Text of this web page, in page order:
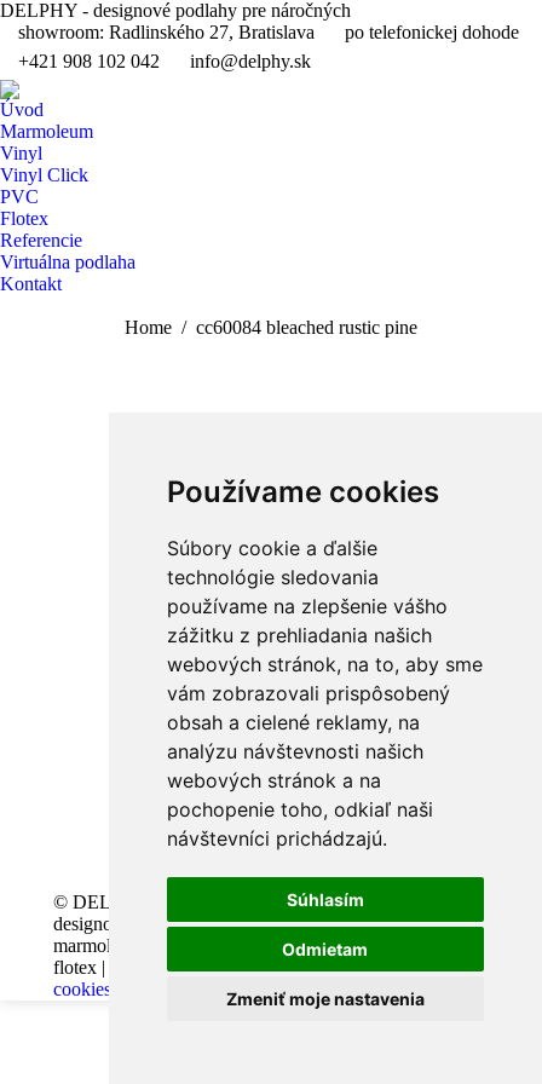
Používame cookies
Súbory cookie a ďalšie
technológie sledovania
používame na zlepšenie vášho
zážitku z prehliadania našich
webových stránok, na to, aby sme
vám zobrazovali prispôsobený
obsah a cielené reklamy, na
analýzu návštevnosti našich
webových stránok a na
pochopenie toho, odkiaľ naši
návštevníci prichádzajú.
Súhlasím
Odmietam
Zmeniť moje nastavenia
DELPHY - designové podlahy pre náročných
showroom: Radlinského 27, Bratislava
po telefonickej dohode
+421 908 102 042
info@delphy.sk
Úvod
Marmoleum
Vinyl
Vinyl Click
PVC
Flotex
Referencie
Virtuálna podlaha
Kontakt
You are here:
Home cc60084 bleached rustic pine
© DELPHY, s.r.o. |
designové podlahy |
marmoleum, PVC, vinyl,
flotex |
Zmeniť predvoľby
cookies
Design and code
VICTORY-media.sk |
BESTwebhosting.sk |
12.11.2025